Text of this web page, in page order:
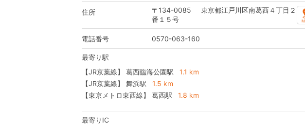
住所 〒134-0085
東京都江戸川区南葛西４丁目２
番１５号
電話番号 0570-063-160
最寄り駅
【JR京葉線】 葛西臨海公園駅
1.1 km
【JR京葉線】 舞浜駅
1.5 km
【東京メトロ東西線】 葛西駅
1.8 km
最寄りIC